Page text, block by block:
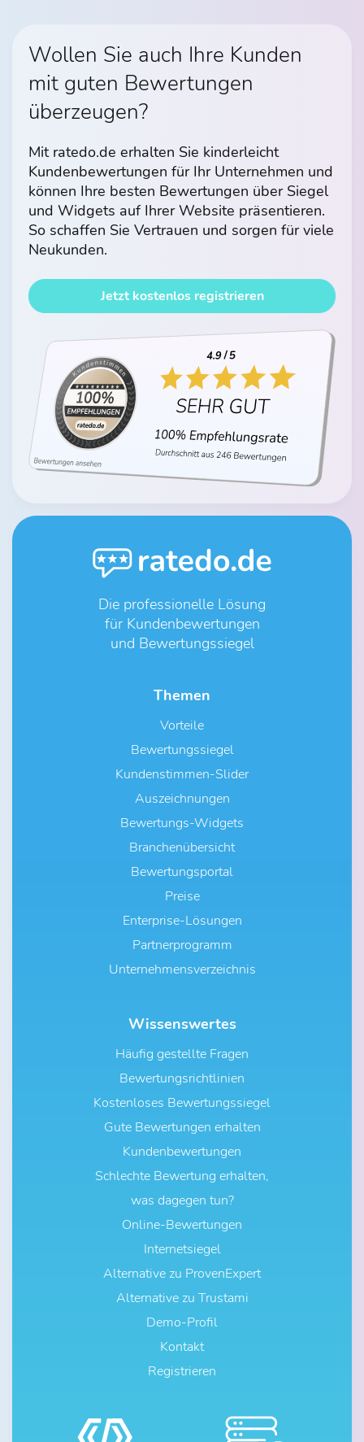
Wollen Sie auch Ihre Kunden
mit guten Bewertungen
überzeugen?
Mit ratedo.de erhalten Sie kinderleicht
Kundenbewertungen für Ihr Unternehmen und
können Ihre besten Bewertungen über Siegel
und Widgets auf Ihrer Website präsentieren.
So schaffen Sie Vertrauen und sorgen für viele
Neukunden.
Jetzt kostenlos registrieren
Die professionelle Lösung
für Kundenbewertungen
und Bewertungssiegel
Themen
Vorteile
Bewertungssiegel
Kundenstimmen-Slider
Auszeichnungen
Bewertungs-Widgets
Branchenübersicht
Bewertungsportal
Preise
Enterprise-Lösungen
Partnerprogramm
Unternehmensverzeichnis
Wissenswertes
Häufig gestellte Fragen
Bewertungsrichtlinien
Kostenloses Bewertungssiegel
Gute Bewertungen erhalten
Kundenbewertungen
Schlechte Bewertung erhalten,
was dagegen tun?
Online-Bewertungen
Internetsiegel
Alternative zu ProvenExpert
Alternative zu Trustami
Demo-Profil
Kontakt
Registrieren